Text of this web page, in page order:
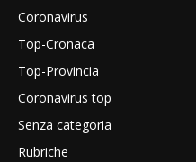
Coronavirus
Top-Cronaca
Top-Provincia
Coronavirus top
Senza categoria
Rubriche